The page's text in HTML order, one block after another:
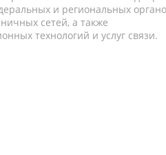
и региональных
сетей, а также
технологий и услуг связи.